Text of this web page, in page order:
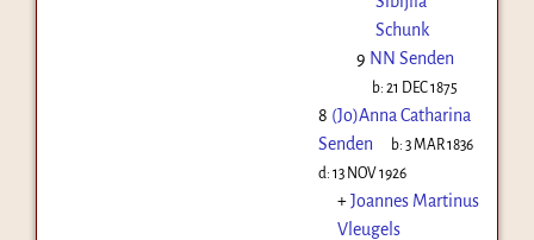
Schunk
9 NN Senden
b:21 DEC 1875
8 (Jo)Anna Catharina
Senden
b:3 MAR 1836
d: 13 NOV 1926
+Joannes Martinus
Vleugels